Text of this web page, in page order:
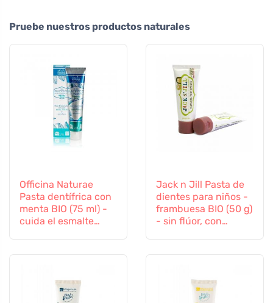
Pruebe nuestros productos naturales
Officina Naturae
Pasta dentífrica con
menta BIO (75 ml) -
cuida el esmalte
Jack n Jill Pasta de
dientes para niños -
frambuesa BIO (50 g)
- sin flúor, con